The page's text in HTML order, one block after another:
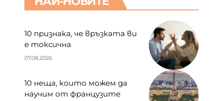
10 признака, че връзката ви
е токсична
07.08.2026
10 неща, които можем да
научим от французите